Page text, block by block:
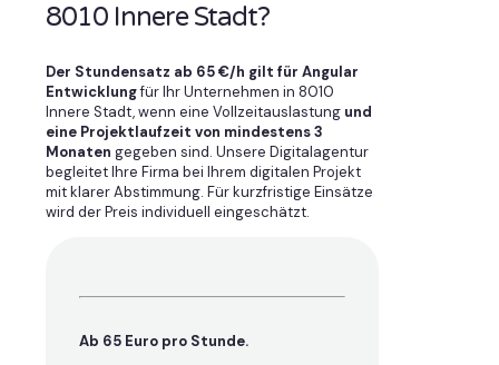
8010 Innere Stadt?
Der Stundensatz ab 65 €/h gilt für Angular
Entwicklungfür Ihr Unternehmen in 8010
Innere Stadt, wenn eine Vollzeitauslastung und
eine Projektlaufzeit von mindestens 3
Monaten gegeben sind. Unsere Digitalagentur
begleitet Ihre Firma bei Ihrem digitalen Projekt
mit klarer Abstimmung. Für kurzfristige Einsätze
wird der Preis individuell eingeschätzt.
Ab 65 Euro pro Stunde.